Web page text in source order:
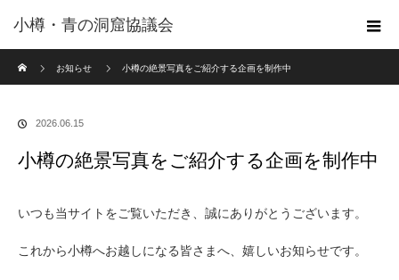
小樽・青の洞窟協議会
お知らせ
小樽の絶景写真をご紹介する企画を制作中
2026.06.15
小樽の絶景写真をご紹介する企画を制作中
いつも当サイトをご覧いただき、誠にありがとうございます。
これから小樽へお越しになる皆さまへ、嬉しいお知らせです。